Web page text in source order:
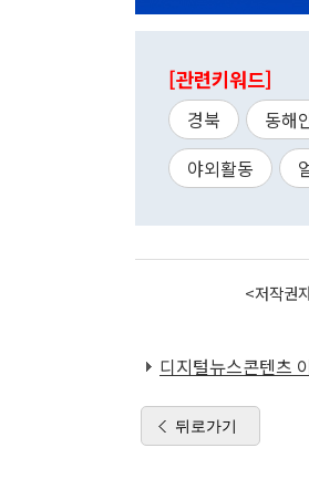
[관련키워드]
경북 동해
야외활동
<저작권
디지털뉴스콘텐츠
뒤로가기